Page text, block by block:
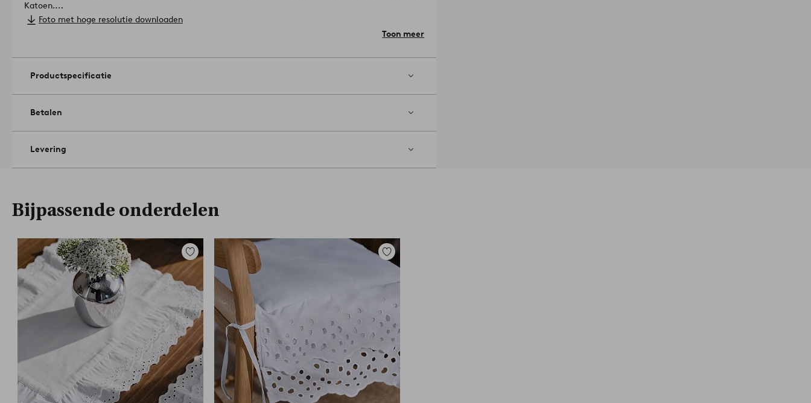
Katoen.
Breedte: 145 cm. Selecteer lengte bij het bestellen.
%.Artikelnummer: 2268666-01
Foto met hoge resolutie downloaden
Toon meer
Productspecificatie
Betalen
Levering
Bijpassende onderdelen
Toevoegen
aan
favorieten
Toevoegen
aan